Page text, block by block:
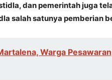
dan pemerintah juga
salah satunya pemberian
Warga